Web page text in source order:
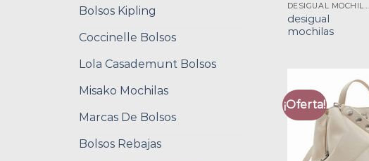
Bolsos Kipling
Coccinelle Bolsos
Lola Casademunt Bolsos
Misako Mochilas
Marcas De Bolsos
Bolsos Rebajas
DESIGUAL MOCHILAS
desigual
mochilas
¡Oferta!